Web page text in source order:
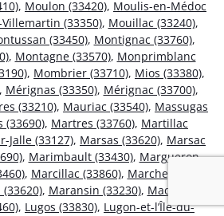
, Moulon (33420), Moulis-en-Médoc
(33350), Mouillac (33240),
(33450), Montignac (33760),
, Montagne (33570), Monprimblanc
, Mombrier (33710), Mios (33380),
Mérignas (33350), Mérignac (33700),
(33210), Mauriac (33540), Massugas
(33690), Martres (33760), Martillac
Jalle (33127), Marsas (33620), Marsac
, Marimbault (33430), Margueron
, Marcillac (33860), Marcheprime
, Maransin (33230), Madirac
, Lugos (33830), Lugon-et-l’Île-du-